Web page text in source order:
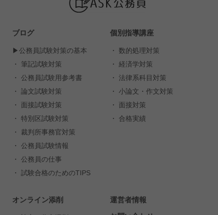
ブログ
▶︎公務員試験対策の基本
・ 筆記試験対策
・ 公務員試験用参考書
・ 論文試験対策
・ 面接試験対策
・ 特別区試験対策
・ 裁判所事務官対策
・ 公務員試験情報
・ 公務員の仕事
・ 試験合格のためのTIPS
個別指導講座
・ 数的処理対策
・ 経済学対策
・ 法律系科目対策
・ 小論文・作文対策
・ 面接対策
・ 合格実績
オンライン添削
運営者情報